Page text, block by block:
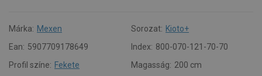
Márka: Mexen Sorozat: Kioto+
Ean: 5907709178649 Index: 800-070-121-70-70
Profil színe: Fekete Magasság: 200 cm